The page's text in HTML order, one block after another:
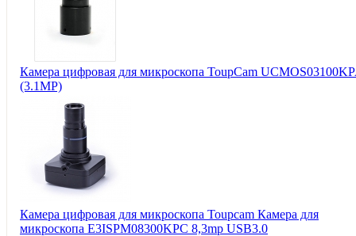
Камера цифровая для микроскопа ToupCam
(3.1MP)
Камера цифровая для микроскопа Toupcam Камера для
микроскопа E3ISPM08300KPC 8,3mp USB3.0